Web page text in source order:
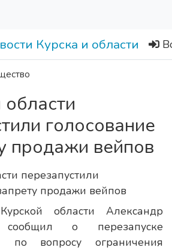
голосование
продажи вейпов
области Александр
о перезапуске
по вопросу ограничения